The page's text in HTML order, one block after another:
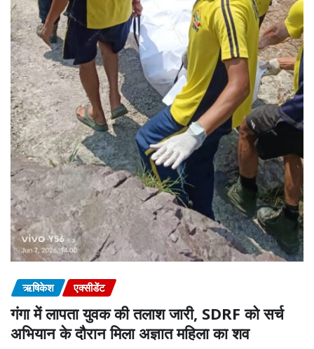
ऋषिकेश एक्सीडेंट
गंगा में लापता युवक की तलाश जारी, SDRF को सर्च
अभियान के दौरान मिला अज्ञात महिला का शव